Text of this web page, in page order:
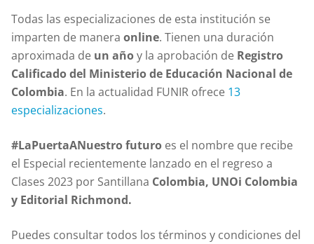
Todas las especializaciones de esta institución se
imparten de manera online. Tienen una duración
aproximada de un añoy la aprobación de Registro
Calificado del Ministerio de Educación Nacional de
Colombia. En la actualidad FUNIR ofrece 13
especializaciones.
#LaPuertaANuestro futuro es el nombre que recibe
el Especial recientemente lanzado en el regreso a
Clases 2023 por Santillana Colombia, UNOi Colombia
y Editorial Richmond.
Puedes consultar todos los términos y condiciones del